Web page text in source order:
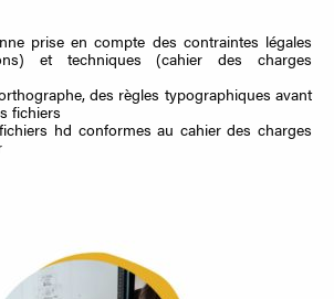
prise en compte des contraintes légales
et techniques (cahier des charges
des règles typographiques avant
fichiers
hd conformes au cahier des charges